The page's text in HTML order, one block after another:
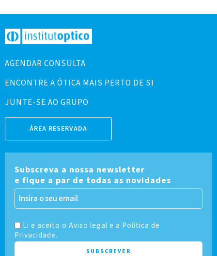
AGENDAR CONSULTA
ENCONTRE A ÓTICA MAIS PERTO DE SI
JUNTE-SE AO GRUPO
ÁREA RESERVADA
Subscreva a nossa newsletter
e fique a par de todas as novidades
Li e aceito o Aviso legal e a Política de
Privacidade.